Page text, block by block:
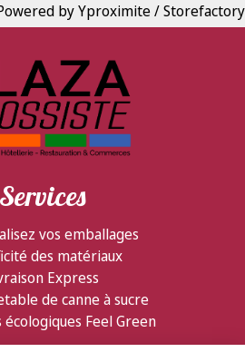
by Yproximite / Storefactory
Services
vos emballages
des matériaux
Express
de canne à sucre
écologiques Feel Green